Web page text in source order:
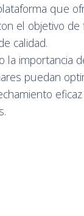
que
el objetivo
calidad.
la importancia
puedan